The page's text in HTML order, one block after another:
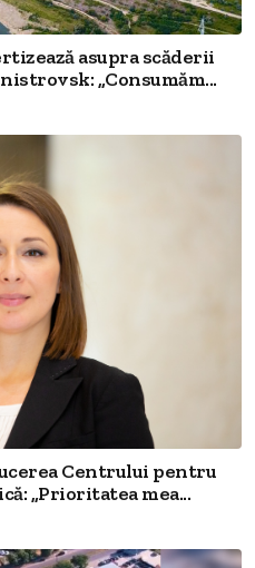
asupra scăderii
„Consumăm...
Centrului pentru
„Prioritatea mea...